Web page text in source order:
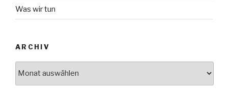
Was wir tun
ARCHIV